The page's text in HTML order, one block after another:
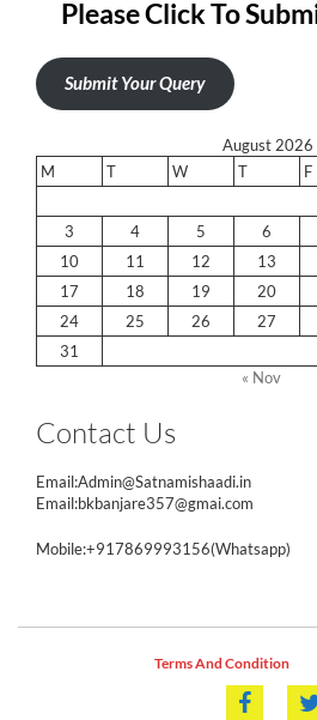
Please Click To
Submit Your Query
August 2026
M
T W T F
3
4 5 6
10
11 12 13
17
18 19 20
24
25 26 27
31
« Nov
Contact Us
Email:Admin@Satnamishaadi.in
Email:bkbanjare357@gmai.com
Mobile:+917869993156(Whatsapp)
Terms And Condition